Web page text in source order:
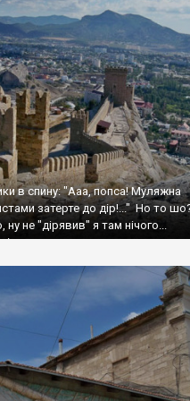
в спину: "Ааа, попса! Муляжна
затерте до дір!..." Но то
не "дірявив" я там нічого...